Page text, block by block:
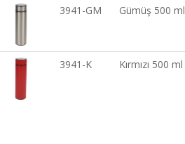
3941-GM Gümüş 500 ml
3941-K Kırmızı 500 ml